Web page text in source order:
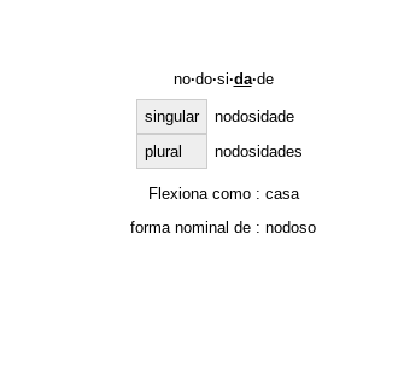
no·do·si·da·de
singular
nodosidade
plural
nodosidades
Flexiona como : casa
forma nominal de : nodoso